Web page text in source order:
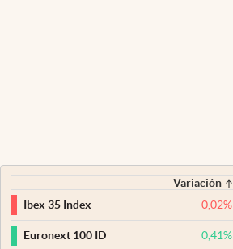
Variación
Ibex 35 Index
-0,02%
Euronext 100 ID 0,41%